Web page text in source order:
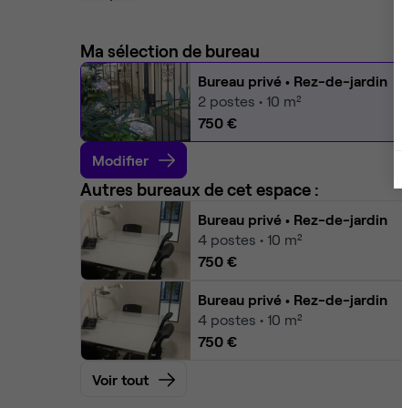
Ma sélection de bureau
Bureau privé • Rez-de-jardin
2 postes • 10 m²
750 €
Modifier
Autres bureaux de cet espace :
Bureau privé • Rez-de-jardin
4 postes • 10 m²
750 €
Bureau privé • Rez-de-jardin
4 postes • 10 m²
750 €
Voir tout